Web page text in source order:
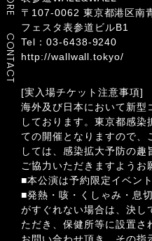
CONTACT
〒107-0062 東京都港区南
フェスタ表参道ビルB1
Tel： 03-6438-9240
http://wallwall.tokyo/
[実入場チケット注意事項]
海外及び日本において新型
しております。東京都感染
ての開催となりますので、
しては、感染拡大予防の趣
ご協力いただきますようお
■本公演は予約限定イベン
■発熱・咳・くしゃみ・息
がすぐれない場合は、決し
ただき、保健所等に設置さ